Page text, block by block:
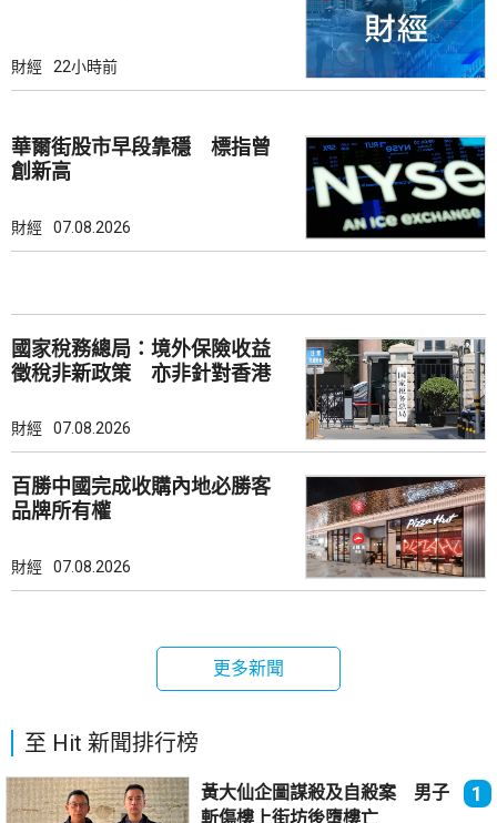
財經 22小時前
華爾街股市早段靠穩 標指曾
創新高
財經 07.08.2026
國家稅務總局：境外保險收益
徵稅非新政策 亦非針對香港
財經 07.08.2026
百勝中國完成收購內地必勝客
品牌所有權
財經 07.08.2026
更多新聞
至 Hit 新聞排行榜
黃大仙企圖謀殺及自殺案 男子
斬傷樓上街坊後墮樓亡
1